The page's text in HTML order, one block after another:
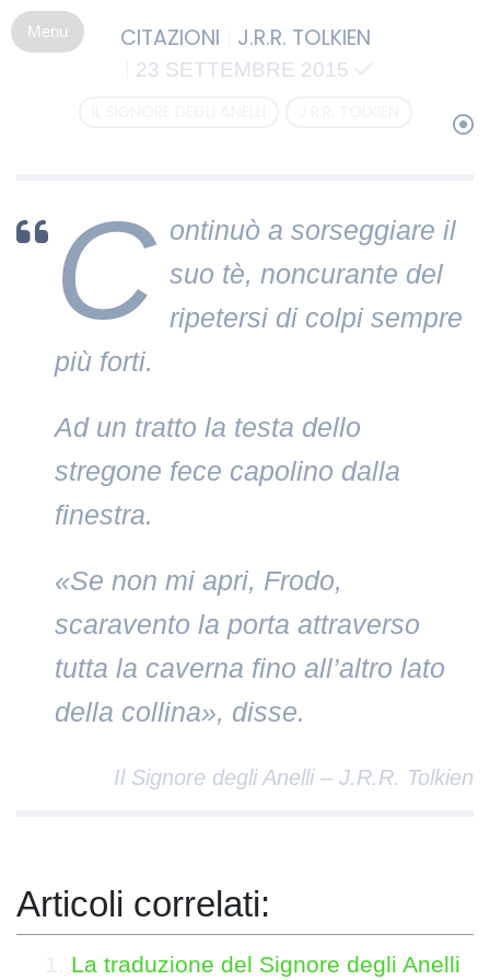
CITAZIONI J.R.R. TOLKIEN
23 SETTEMBRE 2015
C ontinuò a sorseggiare il
suo tè, noncurante del
ripetersi di colpi sempre
più forti.
Ad un tratto la testa dello
stregone fece capolino dalla
finestra.
«Se non mi apri, Frodo,
scaravento la porta attraverso
tutta la caverna fino all’altro lato
della collina», disse.
Il Signore degli Anelli – J.R.R. Tolkien
Articoli correlati:
La traduzione del Signore degli Anelli